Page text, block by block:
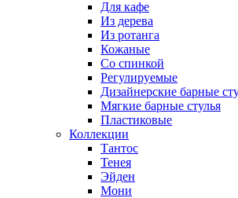
Для кафе
Из дерева
Из ротанга
Кожаные
Со спинкой
Регулируемые
Дизайнерские барные
Мягкие барные стулья
Пластиковые
Коллекции
Тантос
Тенея
Эйден
Мони